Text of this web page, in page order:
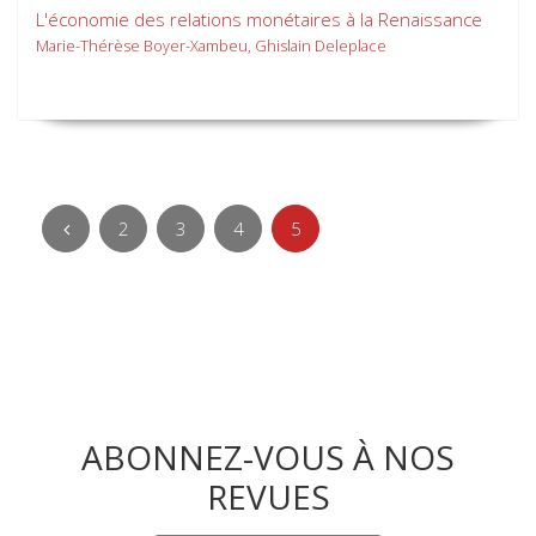
L'économie des relations monétaires à la Renaissance
Marie-Thérèse Boyer-Xambeu, Ghislain Deleplace
2 3 4 5
ABONNEZ-VOUS À NOS
REVUES